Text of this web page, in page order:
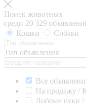
Поиск животных
среди 20 329
Кошки
Собаки
Тип объявления
Все
На продажу /
Добрые руки /